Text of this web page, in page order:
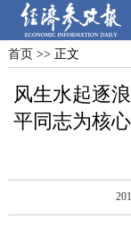
首页
天天315
首页 >> 正文
风生水起逐
平同志为核